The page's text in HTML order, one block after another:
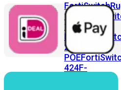
108F
112F-
POE
216F-
POE
424F-